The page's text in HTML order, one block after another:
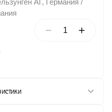
тканей, в форме
тканей, в форме
АГ, Германия /